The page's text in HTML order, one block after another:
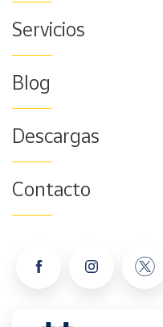
Servicios
Blog
Descargas
Contacto